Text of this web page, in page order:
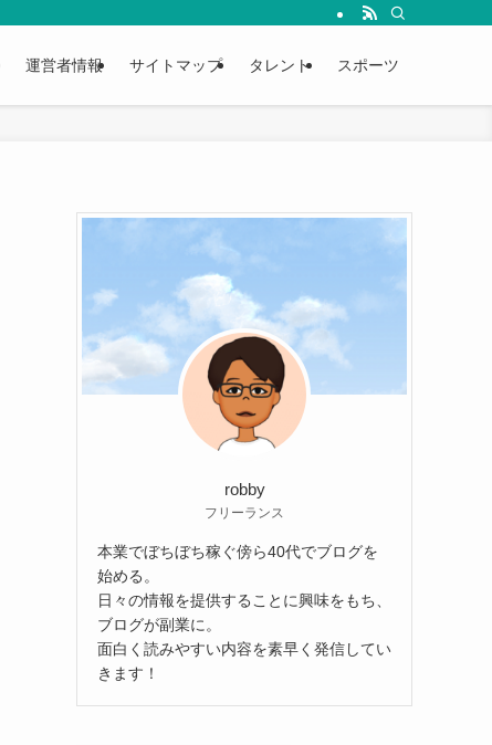
運営者情報 サイトマップ タレント スポーツ
robby
フリーランス
本業でぼちぼち稼ぐ傍ら40代でブログを
始める。
日々の情報を提供することに興味をもち、
ブログが副業に。
面白く読みやすい内容を素早く発信してい
きます！